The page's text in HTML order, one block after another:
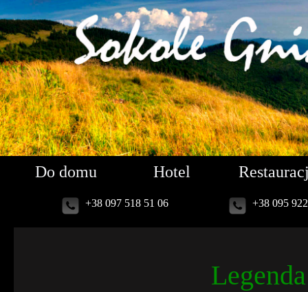
Do domu Hotel
+38 097 518 51 06 +38 095